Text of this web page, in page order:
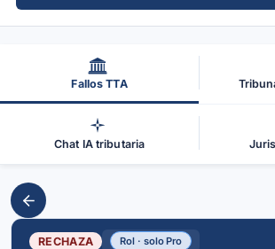
Fallos TTA
Chat IA tributaria
RECHAZA Rol · solo Pro